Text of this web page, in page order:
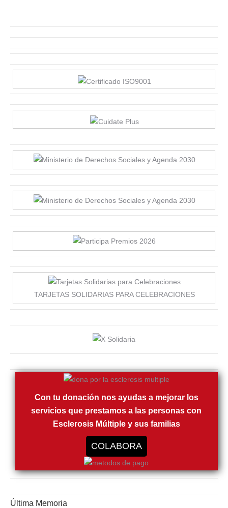
TARJETAS SOLIDARIAS PARA CELEBRACIONES
Con tu donación nos ayudas a mejorar los
servicios que prestamos a las personas con
Esclerosis Múltiple y sus familias
COLABORA
Última Memoria